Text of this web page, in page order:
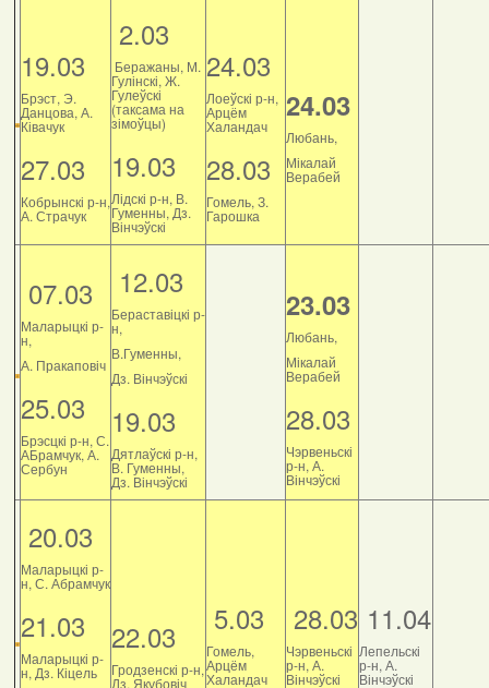
19.03
Брэст, Э.
Данцова, А.
Ківачук
27.03
Кобрынскі р-н,
А. Страчук
2.03
Беражаны, М.
Гулінскі, Ж.
Гулеўскі
(таксама на
зімоўцы)
19.03
Лідскі р-н, В.
Гуменны, Дз.
Вінчэўскі
24.03
Лоеўскі р-н,
Арцём
Халандач
28.03
Гомель, З.
Гарошка
24.03
Любань,
Мікалай
Верабей
07.03
Маларыцкі р-
н,
А. Пракаповіч
25.03
Брэсцкі р-н, С.
АБрамчук, А.
Сербун
12.03
Бераставіцкі р-
н,
В.Гуменны,
Дз. Вінчэўскі
19.03
Дятлаўскі р-н,
В. Гуменны,
Дз. Вінчэўскі
23.03
Любань,
Мікалай
Верабей
28.03
Чэрвеньскі
р-н, А.
Вінчэўскі
20.03
Маларыцкі р-
н, С. Абрамчук
21.03
Маларыцкі р-
н, Дз. Кіцель
22.03
Гродзенскі р-н,
Дз. Якубовіч
5.03
Гомель,
Арцём
Халандач
28.03
Чэрвеньскі
р-н, А.
Вінчэўскі
11.04
Лепельскі
р-н, А.
Вінчэўскі